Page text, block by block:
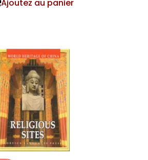
Ajoutez au panier